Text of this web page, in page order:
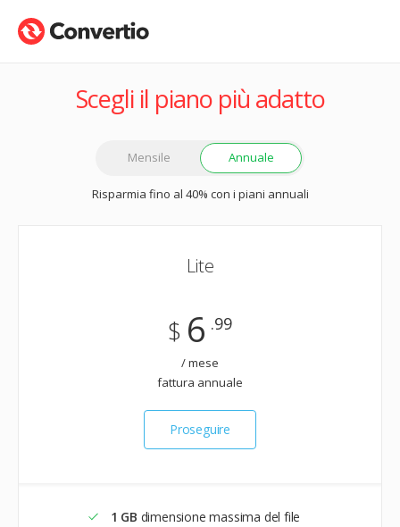
Scegli il piano più adatto
Mensile Annuale
Risparmia fino al 40% con i piani annuali
Lite
$ 6 .99
/ mese
fattura annuale
Proseguire
1 GB dimensione massima del file